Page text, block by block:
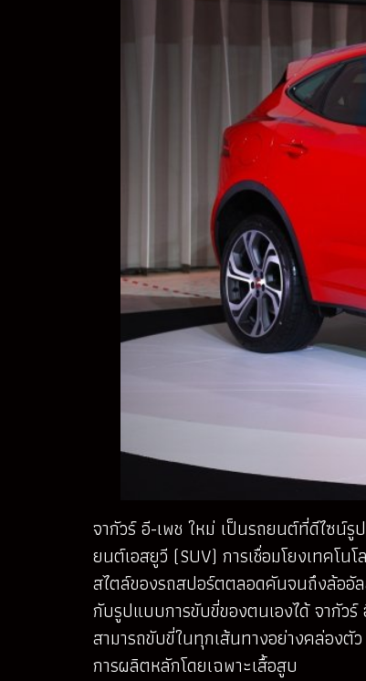
จากัวร์ อี-เพช ใหม่ เป็นรถยนต์ที่ดีไซน์
ยนต์เอสยูวี (SUV) การเชื่อมโยงเทคโ
สไตล์ของรถสปอร์ตตลอดคันจนถึงล้ออั
กับรูปแบบการขับขี่ของตนเองได้ จากัว
สามารถขับขี่ในทุกเส้นทางอย่างคล่อง
การผลิตหลักโดยเฉพาะเสื้อสูบ